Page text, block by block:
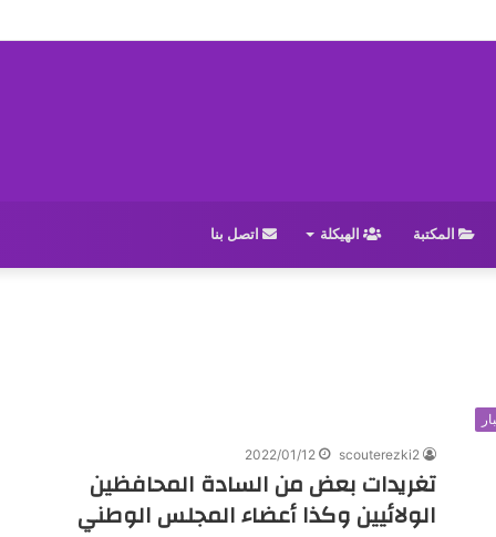
المكتبة الهيكلة اتصل بنا
scouterezki2
2022/01/12
تغريدات بعض من السادة المحافظين
الولائيين وكذا أعضاء المجلس الوطني